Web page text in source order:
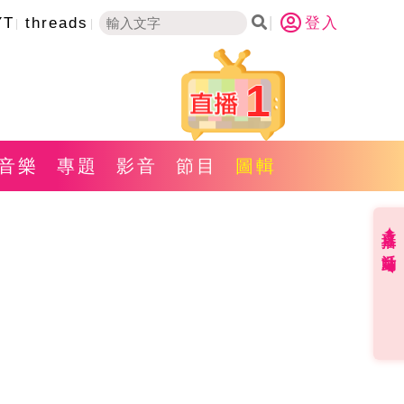
threads 登入
1
樂 專題 影音 節目 圖輯
直播✦活動